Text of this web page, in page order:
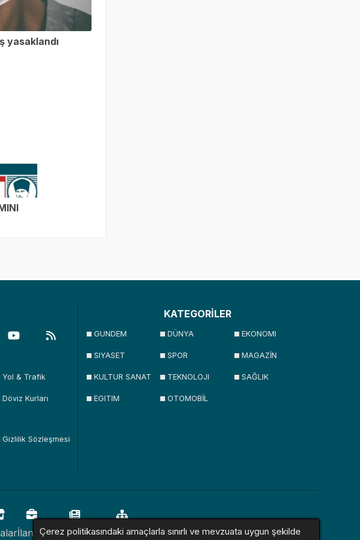
yasaklandı
Yol & Trafik
Döviz Kurları
Gizlilik Sözleşmesi
KATEGORİLER
GUNDEM DÜNYA EKONOMI
SIYASET SPOR MAGAZİN
KULTUR SANAT TEKNOLOJI SAĞLIK
EGITIM OTOMOBİL
İlanlarResmi İlanlarSitemap
Çerez politikasındaki amaçlarla sınırlı ve mevzuata uygun şekilde